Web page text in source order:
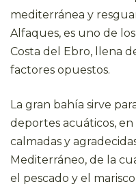
mediterránea y
Alfaques, es uno de
Costa del Ebro, llena
factores opuestos.
La gran bahía sirve
deportes acuáticos,
calmadas y
Mediterráneo, de la
el pescado y el